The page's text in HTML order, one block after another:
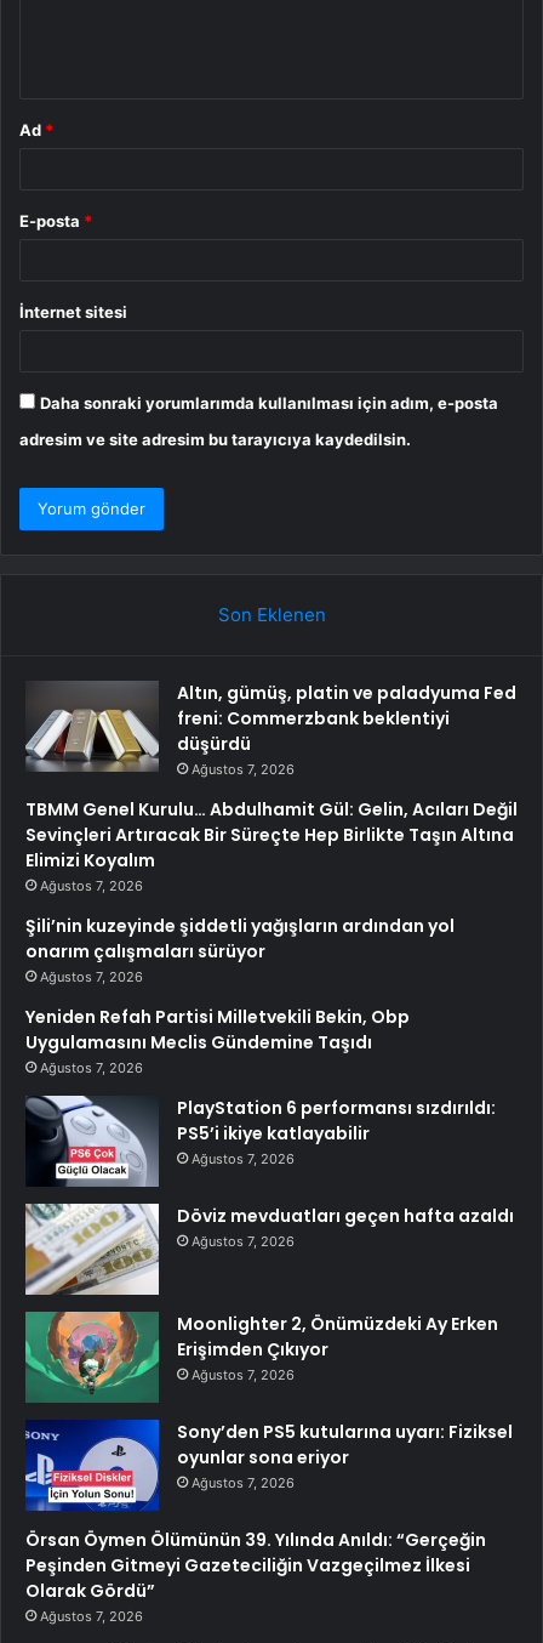
Ad *
E-posta *
İnternet sitesi
Daha sonraki yorumlarımda kullanılması için adım, e-posta
adresim ve site adresim bu tarayıcıya kaydedilsin.
Son Eklenen
Altın, gümüş, platin ve paladyuma Fed
freni: Commerzbank beklentiyi
düşürdü
Ağustos 7, 2026
TBMM Genel Kurulu… Abdulhamit Gül: Gelin, Acıları Değil
Sevinçleri Artıracak Bir Süreçte Hep Birlikte Taşın Altına
Elimizi Koyalım
Ağustos 7, 2026
Şili’nin kuzeyinde şiddetli yağışların ardından yol
onarım çalışmaları sürüyor
Ağustos 7, 2026
Yeniden Refah Partisi Milletvekili Bekin, Obp
Uygulamasını Meclis Gündemine Taşıdı
Ağustos 7, 2026
PlayStation 6 performansı sızdırıldı:
PS5’i ikiye katlayabilir
Ağustos 7, 2026
Döviz mevduatları geçen hafta azaldı
Ağustos 7, 2026
Moonlighter 2, Önümüzdeki Ay Erken
Erişimden Çıkıyor
Ağustos 7, 2026
Sony’den PS5 kutularına uyarı: Fiziksel
oyunlar sona eriyor
Ağustos 7, 2026
Örsan Öymen Ölümünün 39. Yılında Anıldı: “Gerçeğin
Peşinden Gitmeyi Gazeteciliğin Vazgeçilmez İlkesi
Olarak Gördü”
Ağustos 7, 2026